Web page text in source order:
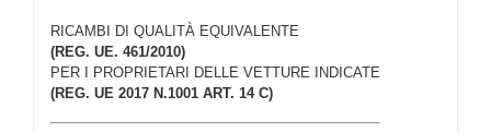
RICAMBI DI QUALITÀ EQUIVALENTE
(REG. UE. 461/2010)
PER I PROPRIETARI DELLE VETTURE INDICATE
(REG. UE 2017 N.1001 ART. 14 C)